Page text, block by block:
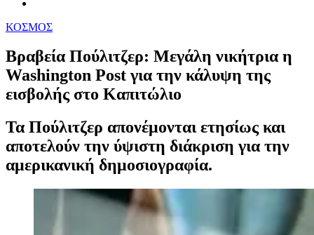
ΚΟΣΜΟΣ
Βραβεία Πούλιτζερ: Μεγάλη νικήτρια η
Washington Post για την κάλυψη της
εισβολής στο Καπιτώλιο
Τα Πούλιτζερ απονέμονται ετησίως και
αποτελούν την ύψιστη διάκριση για την
αμερικανική δημοσιογραφία.